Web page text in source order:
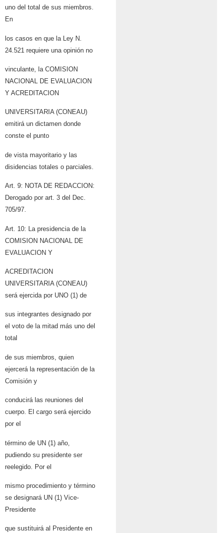
uno del total de sus miembros.
En
los casos en que la Ley N.
24.521 requiere una opinión no
vinculante, la COMISION
NACIONAL DE EVALUACION
Y ACREDITACION
UNIVERSITARIA (CONEAU)
emitirá un dictamen donde
conste el punto
de vista mayoritario y las
disidencias totales o parciales.
Art. 9: NOTA DE REDACCION:
Derogado por art. 3 del Dec.
705/97.
Art. 10: La presidencia de la
COMISION NACIONAL DE
EVALUACION Y
ACREDITACION
UNIVERSITARIA (CONEAU)
será ejercida por UNO (1) de
sus integrantes designado por
el voto de la mitad más uno del
total
de sus miembros, quien
ejercerá la representación de la
Comisión y
conducirá las reuniones del
cuerpo. El cargo será ejercido
por el
término de UN (1) año,
pudiendo su presidente ser
reelegido. Por el
mismo procedimiento y término
se designará UN (1) Vice-
Presidente
que sustituirá al Presidente en